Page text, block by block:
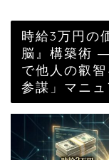
時給3万円の
脳』構築術
で他人の叡
参謀」マニュ